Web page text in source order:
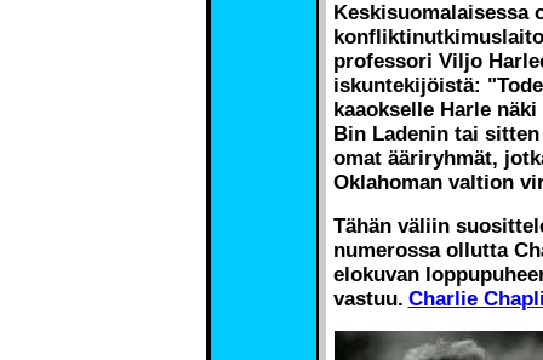
Keskisuomalaisessa
professori Viljo
iskuntekijöistä:
kaaokselle Harle
Bin Ladenin tai
omat ääriryhmät,
Oklahoman valtion
Tähän väliin
numerossa ollutta
elokuvan
vastuu. Charlie